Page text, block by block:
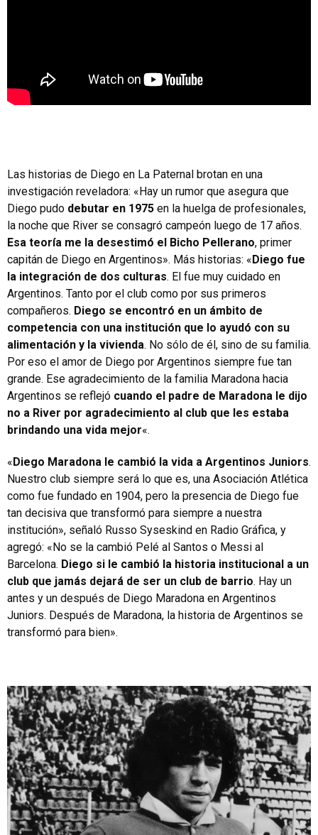
Las historias de Diego en La Paternal brotan en una
investigación reveladora: «Hay un rumor que asegura que
Diego pudo debutar en 1975 en la huelga de profesionales,
la noche que River se consagró campeón luego de 17 años.
Esa teoría me la desestimó el Bicho Pellerano, primer
capitán de Diego en Argentinos». Más historias: «Diego fue
la integración de dos culturas. El fue muy cuidado en
Argentinos. Tanto por el club como por sus primeros
compañeros. Diego se encontró en un ámbito de
competencia con una institución que lo ayudó con su
alimentación y la vivienda. No sólo de él, sino de su familia.
Por eso el amor de Diego por Argentinos siempre fue tan
grande. Ese agradecimiento de la familia Maradona hacia
Argentinos se reflejó cuando el padre de Maradona le dijo
no a River por agradecimiento al club que les estaba
brindando una vida mejor«.
«Diego Maradona le cambió la vida a Argentinos Juniors.
Nuestro club siempre será lo que es, una Asociación Atlética
como fue fundado en 1904, pero la presencia de Diego fue
tan decisiva que transformó para siempre a nuestra
institución», señaló Russo Syseskind en Radio Gráfica, y
agregó: «No se la cambió Pelé al Santos o Messi al
Barcelona. Diego si le cambió la historia institucional a un
club que jamás dejará de ser un club de barrio. Hay un
antes y un después de Diego Maradona en Argentinos
Juniors. Después de Maradona, la historia de Argentinos se
transformó para bien».